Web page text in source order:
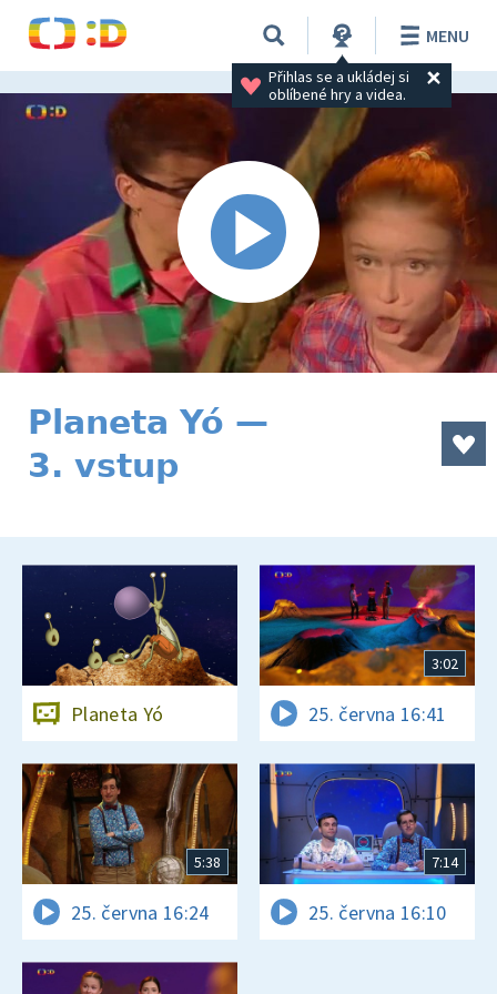
Přihlas se a ukládej si
oblíbené hry a videa.
MENU
Planeta Yó —
3. vstup
Planeta Yó
3:02
25. června 16:41
5:38
25. června 16:24
7:14
25. června 16:10